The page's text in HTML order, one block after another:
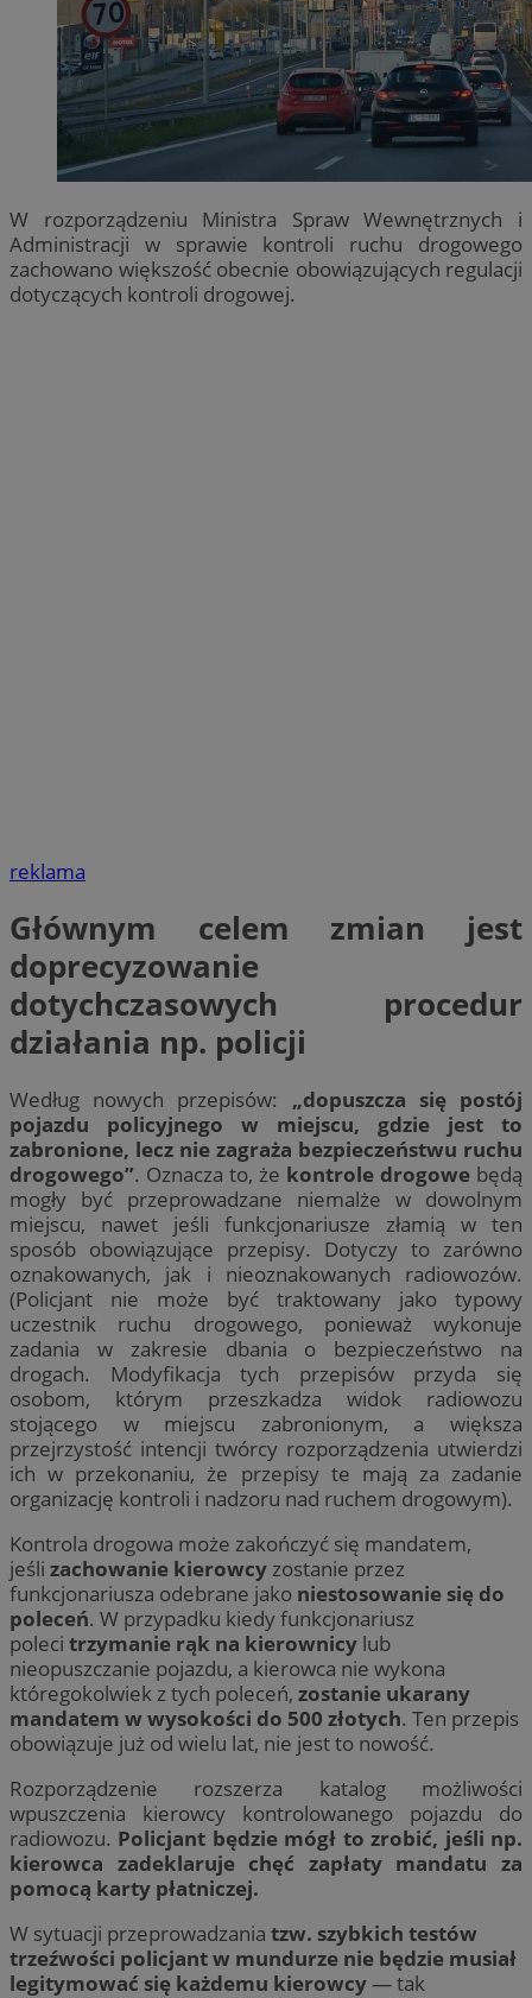
W rozporządzeniu Ministra Spraw Wewnętrznych i
Administracji w sprawie kontroli ruchu drogowego
zachowano większość obecnie obowiązujących regulacji
dotyczących kontroli drogowej.
reklama
Głównym celem zmian jest
doprecyzowanie
dotychczasowych procedur
działania np. policji
Według nowych przepisów:
„dopuszcza się postój
pojazdu policyjnego w miejscu, gdzie jest to
zabronione, lecz nie zagraża bezpieczeństwu ruchu
drogowego”. Oznacza to, że kontrole drogowe będą
mogły być przeprowadzane niemalże w dowolnym
miejscu, nawet jeśli funkcjonariusze złamią w ten
sposób obowiązujące przepisy. Dotyczy to zarówno
oznakowanych, jak i nieoznakowanych radiowozów.
(Policjant nie może być traktowany jako typowy
uczestnik ruchu drogowego, ponieważ wykonuje
zadania w zakresie dbania o bezpieczeństwo na
drogach. Modyfikacja tych przepisów przyda się
osobom, którym przeszkadza widok radiowozu
stojącego w miejscu zabronionym, a większa
przejrzystość intencji twórcy rozporządzenia utwierdzi
ich w przekonaniu, że przepisy te mają za zadanie
organizację kontroli i nadzoru nad ruchem drogowym).
Kontrola drogowa może zakończyć się mandatem,
jeśli zachowanie kierowcyzostanie przez
funkcjonariusza odebrane jako niestosowanie się do
poleceń. W przypadku kiedy funkcjonariusz
poleci trzymanie rąk na kierownicy lub
nieopuszczanie pojazdu, a kierowca nie wykona
któregokolwiek z tych poleceń, zostanie ukarany
mandatem w wysokości do 500 złotych. Ten przepis
obowiązuje już od wielu lat, nie jest to nowość.
Rozporządzenie rozszerza katalog możliwości
wpuszczenia kierowcy kontrolowanego pojazdu do
radiowozu. Policjant będzie mógł to zrobić, jeśli np.
kierowca zadeklaruje chęć zapłaty mandatu za
pomocą karty płatniczej.
W sytuacji przeprowadzania tzw. szybkich testów
trzeźwości policjant w mundurze nie będzie musiał
legitymować się każdemu kierowcy— tak